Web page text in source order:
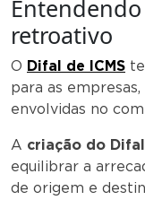
retroativo
O Difal de ICMS
para as
envolvidas no
A criação do Difal
equilibrar a
de origem e